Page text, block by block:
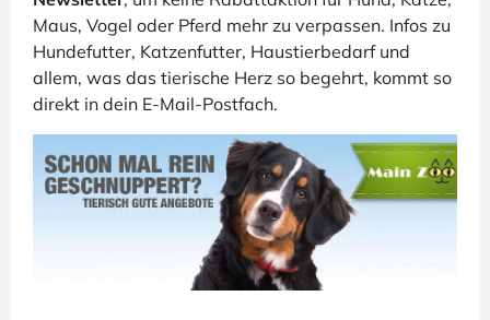
Maus, Vogel oder Pferd mehr zu verpassen. Infos zu
Hundefutter, Katzenfutter, Haustierbedarf und
allem, was das tierische Herz so begehrt, kommt so
direkt in dein E-Mail-Postfach.